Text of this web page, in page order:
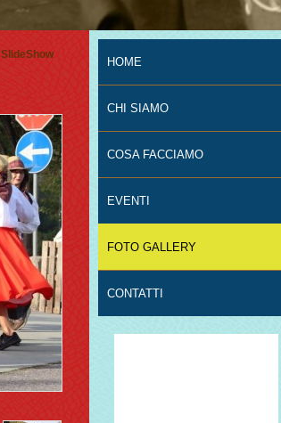
SlideShow
HOME
CHI SIAMO
COSA FACCIAMO
EVENTI
FOTO GALLERY
CONTATTI